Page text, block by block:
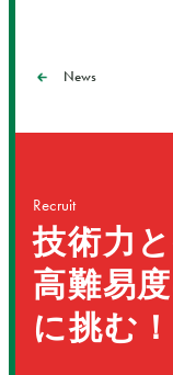
News
Recruit
技術力
高難易
に挑む！